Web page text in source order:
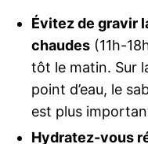
Évitez de gravir
chaudes (11h-
tôt le matin. Sur
point d’eau, le
est plus
Hydratez-vous